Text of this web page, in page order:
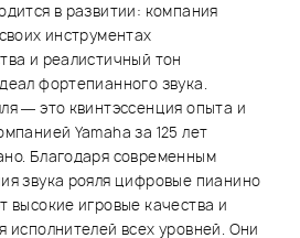
в развитии: компания
инструментах
и реалистичный тон
фортепианного звука.
— это квинтэссенция опыта и
Yamaha за 125 лет
Благодаря современным
звука рояля цифровые пианино
высокие игровые качества и
исполнителей всех уровней. Они